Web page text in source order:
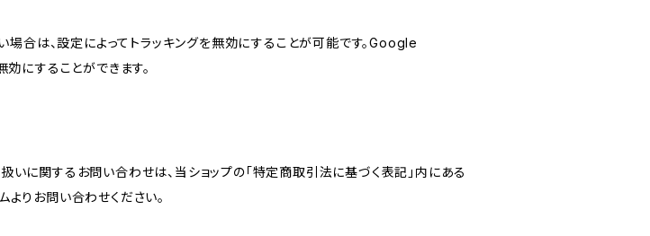
合は、設定によってトラッキングを無効にすることが可能です。Google
にすることができます。
に関するお問い合わせは、当ショップの「特定商取引法に基づく表記」内にある
りお問い合わせください。